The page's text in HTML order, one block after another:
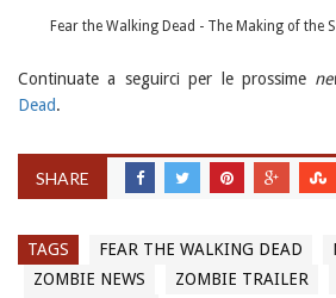
Fear the Walking Dead - The Making of the
Continuate a seguirci per le prossime
Dead.
SHARE
TAGS FEAR THE WALKING DEAD
ZOMBIE NEWS
ZOMBIE TRAILER